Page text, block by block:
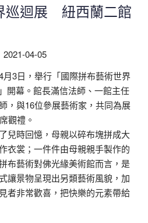
巡迴展 紐西蘭二館
2021-04-05
3日，舉行「國際拼布藝術世界
開幕。館長滿信法師、一館主任
，與16位參展藝術家，共同為展
觀禮。
兒時回憶，母親以碎布塊拼成大
衣裳；一件件由母親親手製作的
布藝術對佛光緣美術館而言，是
讓景物呈現出另類藝術風貌，加
者非常歡喜，把快樂的元素帶給